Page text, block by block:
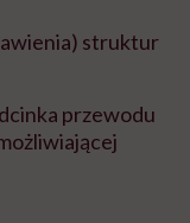
struktur
przewodu